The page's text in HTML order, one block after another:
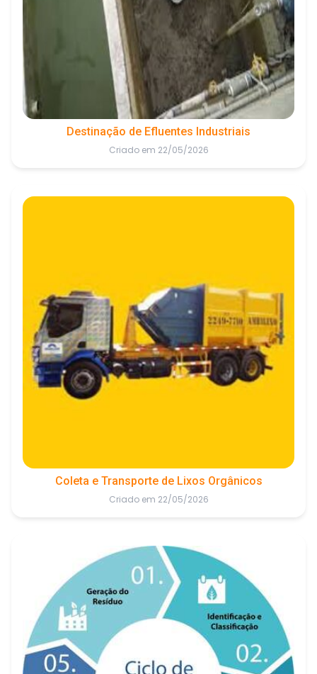
Destinação de Efluentes Industriais
Criado em 22/05/2026
Coleta e Transporte de Lixos Orgânicos
Criado em 22/05/2026